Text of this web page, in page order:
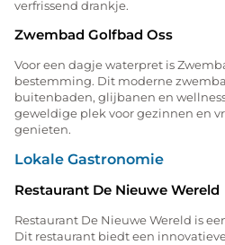
verfrissend drankje.
Zwembad Golfbad Oss
Voor een dagje waterpret is
bestemming. Dit moderne
buitenbaden, glijbanen en
geweldige plek voor gezinnen en
genieten.
Lokale Gastronomie
Restaurant De Nieuwe Wereld
Restaurant De Nieuwe Wereld is
Dit restaurant biedt een